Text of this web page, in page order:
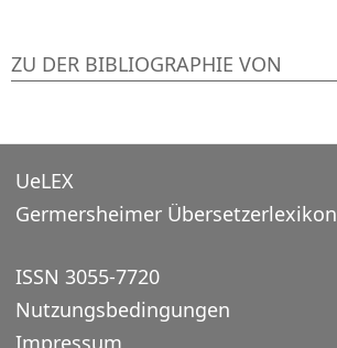
ZU DER BIBLIOGRAPHIE VON
UeLEX
Germersheimer Übersetzerlexikon
ISSN 3055-7720
Nutzungsbedingungen
Impressum